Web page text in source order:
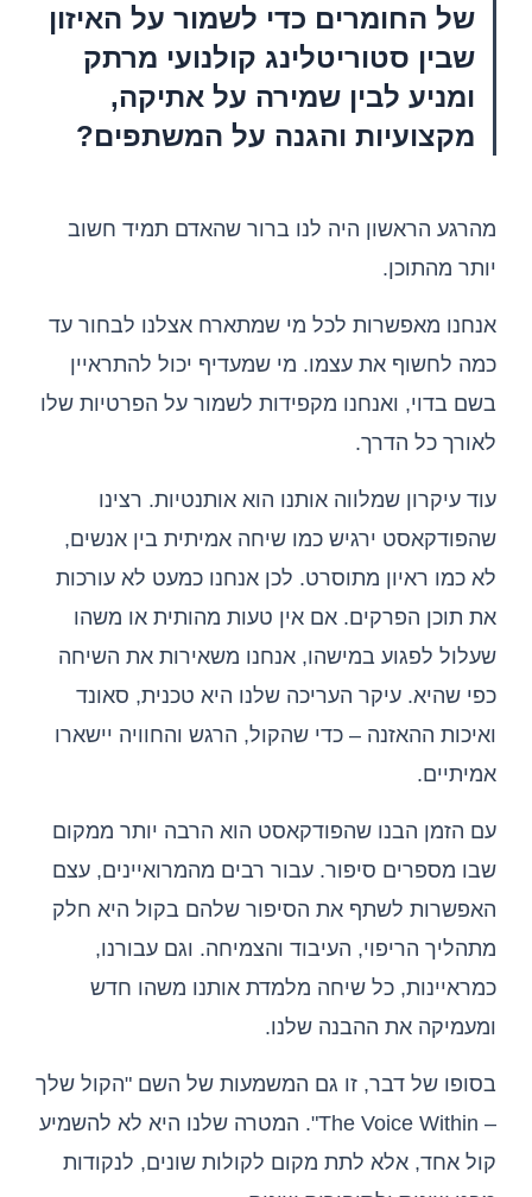
של החומרים כדי לשמור על האיזון
שבין סטוריטלינג קולנועי מרתק
ומניע לבין שמירה על אתיקה,
מקצועיות והגנה על המשתפים?
מהרגע הראשון היה לנו ברור שהאדם תמיד חשוב
יותר מהתוכן.
אנחנו מאפשרות לכל מי שמתארח אצלנו לבחור עד
כמה לחשוף את עצמו. מי שמעדיף יכול להתראיין
בשם בדוי, ואנחנו מקפידות לשמור על הפרטיות שלו
לאורך כל הדרך.
עוד עיקרון שמלווה אותנו הוא אותנטיות. רצינו
שהפודקאסט ירגיש כמו שיחה אמיתית בין אנשים,
לא כמו ראיון מתוסרט. לכן אנחנו כמעט לא עורכות
את תוכן הפרקים. אם אין טעות מהותית או משהו
שעלול לפגוע במישהו, אנחנו משאירות את השיחה
כפי שהיא. עיקר העריכה שלנו היא טכנית, סאונד
ואיכות ההאזנה – כדי שהקול, הרגש והחוויה יישארו
אמיתיים.
עם הזמן הבנו שהפודקאסט הוא הרבה יותר ממקום
שבו מספרים סיפור. עבור רבים מהמרואיינים, עצם
האפשרות לשתף את הסיפור שלהם בקול היא חלק
מתהליך הריפוי, העיבוד והצמיחה. וגם עבורנו,
כמראיינות, כל שיחה מלמדת אותנו משהו חדש
ומעמיקה את ההבנה שלנו.
בסופו של דבר, זו גם המשמעות של השם "הקול שלך
– The Voice Within". המטרה שלנו היא לא להשמיע
קול אחד, אלא לתת מקום לקולות שונים, לנקודות